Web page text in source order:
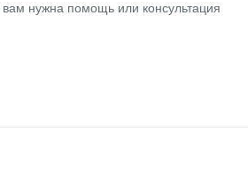
нужна помощь или консультация